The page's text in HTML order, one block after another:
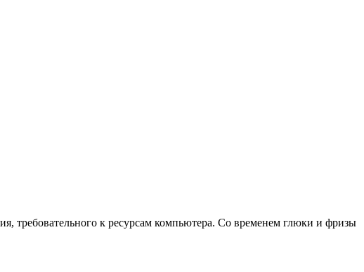
требовательного к ресурсам компьютера. Со временем глюки и фризы